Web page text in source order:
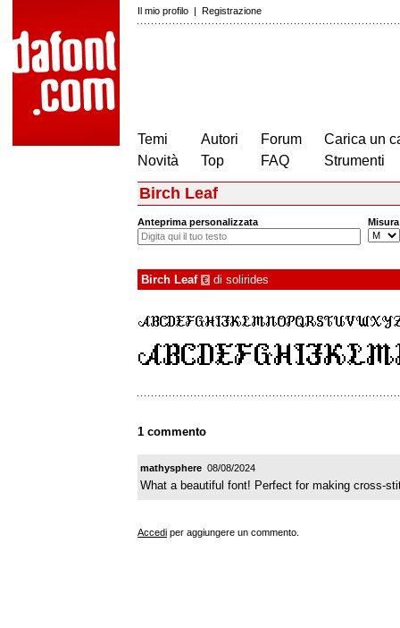
Il mio profilo | Registrazione
Temi
Novità
Autori
Top
Forum
FAQ
Carica un
Strumenti
Birch Leaf
Anteprima personalizzata Misura
Birch Leaf € di solirides
1 commento
mathysphere 08/08/2024
What a beautiful font! Perfect for making cross-
Accedi per aggiungere un commento.